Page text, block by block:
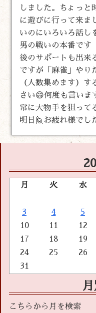
しました。ちょっと
に遊びに行って来ま
いのにいろいろ話し
男の戦いの本番です
後のサポートも出来
ですが「麻雀」やり
（人数集めます）
さい😄何度も言いま
常に大物手を狙って
明日🙋お疲れ様でし
月 火 水
3
4 5
10
11 12
17
18 19
24
25 26
31